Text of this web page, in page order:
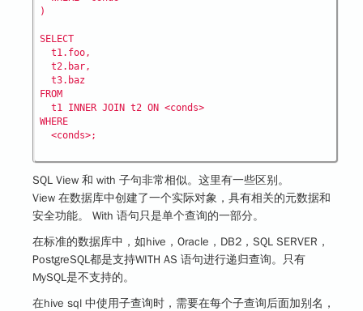
)
SELECT
  t1.foo,
  t2.bar,
  t3.baz
FROM
  t1 INNER JOIN t2 ON <conds>
WHERE
SQL View 和 with 子句非常相似。这里有一些区别。
View 在数据库中创建了一个实际对象，具有相关的元数据和
安全功能。 With 语句只是单个查询的一部分。
在标准的数据库中，如hive，Oracle，DB2，SQL SERVER，
PostgreSQL都是支持WITH AS 语句进行递归查询。只有
MySQL是不支持的。
在hive sql 中使用子查询时，需要在每个子查询后面加别名，